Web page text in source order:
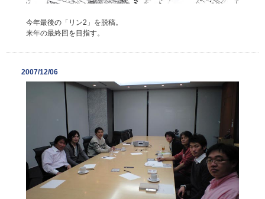
今年最後の「リン2」を脱稿。
来年の最終回を目指す。
2007/12/06